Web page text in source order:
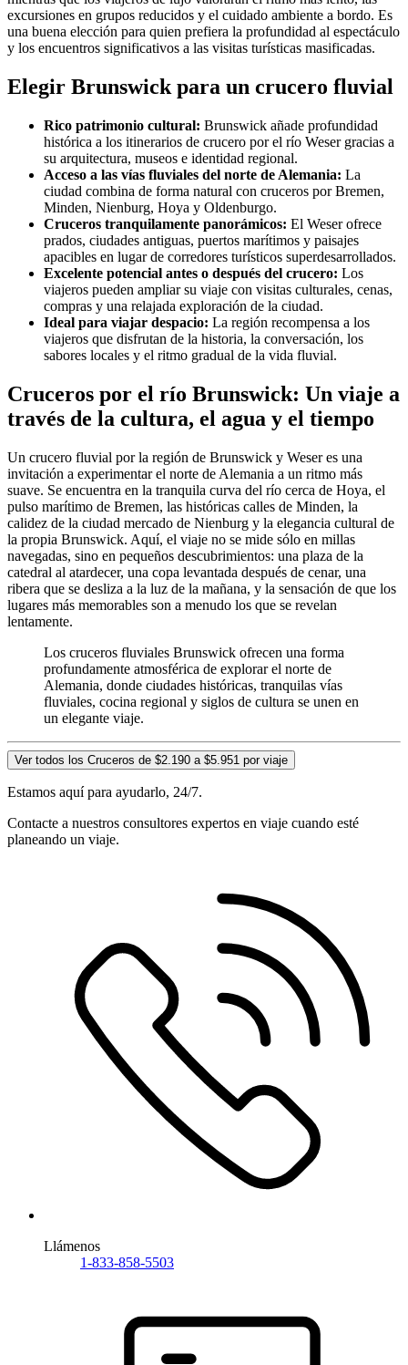
excursiones en grupos reducidos y el cuidado ambiente a bordo. Es
una buena elección para quien prefiera la profundidad al espectáculo
y los encuentros significativos a las visitas turísticas masificadas.
Elegir Brunswick para un crucero fluvial
Rico patrimonio cultural: Brunswick añade profundidad
histórica a los itinerarios de crucero por el río Weser gracias a
su arquitectura, museos e identidad regional.
Acceso a las vías fluviales del norte de Alemania: La
ciudad combina de forma natural con cruceros por Bremen,
Minden, Nienburg, Hoya y Oldenburgo.
Cruceros tranquilamente panorámicos: El Weser ofrece
prados, ciudades antiguas, puertos marítimos y paisajes
apacibles en lugar de corredores turísticos superdesarrollados.
Excelente potencial antes o después del crucero: Los
viajeros pueden ampliar su viaje con visitas culturales, cenas,
compras y una relajada exploración de la ciudad.
Ideal para viajar despacio: La región recompensa a los
viajeros que disfrutan de la historia, la conversación, los
sabores locales y el ritmo gradual de la vida fluvial.
Cruceros por el río Brunswick: Un viaje a
través de la cultura, el agua y el tiempo
Un crucero fluvial por la región de Brunswick y Weser es una
invitación a experimentar el norte de Alemania a un ritmo más
suave. Se encuentra en la tranquila curva del río cerca de Hoya, el
pulso marítimo de Bremen, las históricas calles de Minden, la
calidez de la ciudad mercado de Nienburg y la elegancia cultural de
la propia Brunswick. Aquí, el viaje no se mide sólo en millas
navegadas, sino en pequeños descubrimientos: una plaza de la
catedral al atardecer, una copa levantada después de cenar, una
ribera que se desliza a la luz de la mañana, y la sensación de que los
lugares más memorables son a menudo los que se revelan
lentamente.
Los cruceros fluviales Brunswick ofrecen una forma
profundamente atmosférica de explorar el norte de
Alemania, donde ciudades históricas, tranquilas vías
fluviales, cocina regional y siglos de cultura se unen en
un elegante viaje.
Ver todos los Cruceros de $2.190 a $5.951 por viaje
Estamos aquí para ayudarlo, 24/7.
Contacte a nuestros consultores expertos en viaje cuando esté
planeando un viaje.
Llámenos
1-833-858-5503